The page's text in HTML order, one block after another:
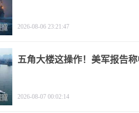
2026-08-06 23:21:47
五角大楼这操作！美军报告
2026-08-07 00:02:14